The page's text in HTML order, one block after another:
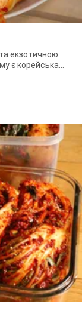
екзотичною
є корейська